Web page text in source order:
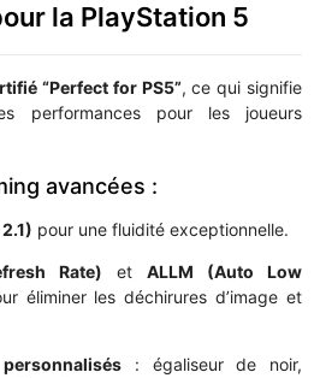
la PlayStation 5
“Perfect for PS5”, ce qui signifie
performances pour les joueurs
avancées :
pour une fluidité exceptionnelle.
Rate) et ALLM (Auto Low
éliminer les déchirures d’image et
: égaliseur de noir,